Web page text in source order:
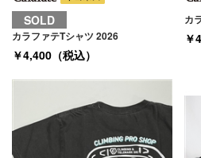
SOLD
カラファテTシャツ 2026
￥4,400（税込）
カ
￥